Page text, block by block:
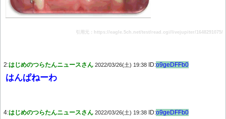
引用元：https://eagle.5ch.net/test/read.cgi/livejupiter/1648291075/
2:はじめのつらたんニュースさん 2022/03/26(土) 19:38 ID:o9geDFFb0
はんぱねーわ
4:はじめのつらたんニュースさん 2022/03/26(土) 19:38 ID:o9geDFFb0